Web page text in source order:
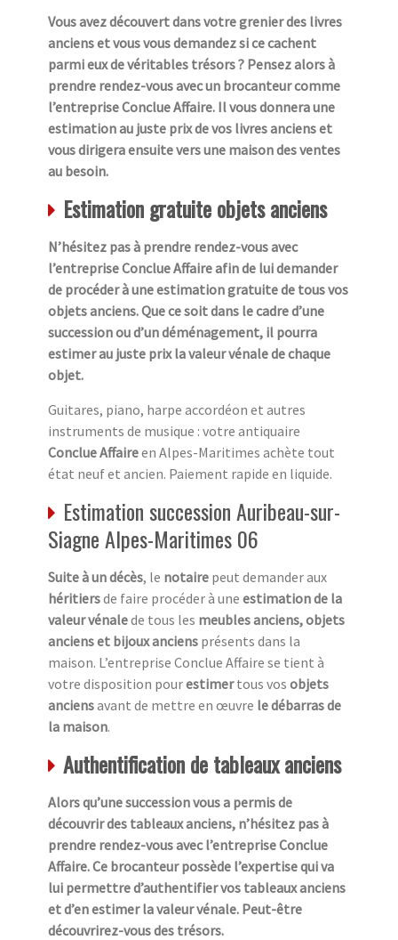
Vous avez découvert dans votre grenier des livres
anciens et vous vous demandez si ce cachent
parmi eux de véritables trésors ? Pensez alors à
prendre rendez-vous avec un brocanteur comme
l’entreprise Conclue Affaire. Il vous donnera une
estimation au juste prix de vos livres anciens et
vous dirigera ensuite vers une maison des ventes
au besoin.
Estimation gratuite objets anciens
N’hésitez pas à prendre rendez-vous avec
l’entreprise Conclue Affaire afin de lui demander
de procéder à une estimation gratuite de tous vos
objets anciens. Que ce soit dans le cadre d’une
succession ou d’un déménagement, il pourra
estimer au juste prix la valeur vénale de chaque
objet.
Guitares, piano, harpe accordéon et autres
instruments de musique : votre antiquaire
Conclue Affaireen Alpes-Maritimes achète tout
état neuf et ancien. Paiement rapide en liquide.
Estimation succession Auribeau-sur-
Siagne Alpes-Maritimes 06
Suite à un décès, le notaire peut demander aux
héritiersde faire procéder à une estimation de la
valeur vénalede tous les meubles anciens, objets
anciens et bijoux anciens présents dans la
maison. L’entreprise Conclue Affaire se tient à
votre disposition pourestimertous vos objets
anciensavant de mettre en œuvre le débarras de
la maison.
Authentification de tableaux anciens
Alors qu’une succession vous a permis de
découvrir des tableaux anciens, n’hésitez pas à
prendre rendez-vous avec l’entreprise Conclue
Affaire. Ce brocanteur possède l’expertise qui va
lui permettre d’authentifier vos tableaux anciens
et d’en estimer la valeur vénale. Peut-être
découvrirez-vous des trésors.